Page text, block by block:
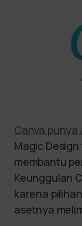
Canva punya
Magic
membantu
Keunggulan
karena
asetnya